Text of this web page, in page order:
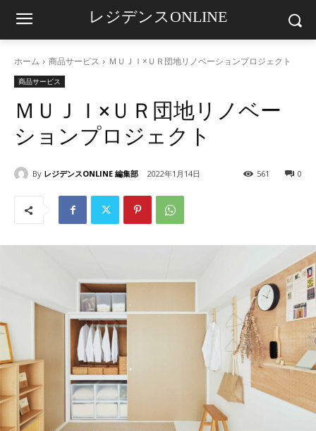
レジデンスONLINE
ホーム 商品サービス ＭＵＪＩ×ＵＲ団地リノベーションプロジェクト
商品サービス
ＭＵＪＩ×ＵＲ団地リノベー
ションプロジェクト
By レジデンスONLINE 編集部 2022年1月14日 0
561